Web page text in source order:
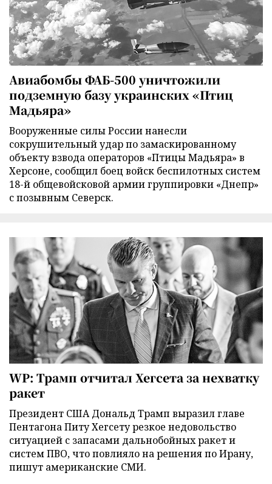
Авиабомбы ФАБ-500 уничтожили
подземную базу украинских «Птиц
Мадьяра»
Вооруженные силы России нанесли
сокрушительный удар по замаскированному
объекту взвода операторов «Птицы Мадьяра» в
Херсоне, сообщил боец войск беспилотных систем
18-й общевойсковой армии группировки «Днепр»
с позывным Северск.
WP: Трамп отчитал Хегсета за нехватку
ракет
Президент США Дональд Трамп выразил главе
Пентагона Питу Хегсету резкое недовольство
ситуацией с запасами дальнобойных ракет и
систем ПВО, что повлияло на решения по Ирану,
пишут американские СМИ.